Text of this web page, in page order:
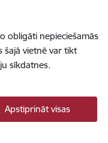
obligāti nepieciešamās
šajā vietnē var tikt
sīkdatnes.
Apstiprināt visas